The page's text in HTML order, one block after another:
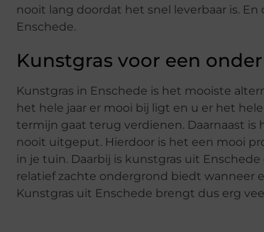
nooit lang doordat het snel leverbaar is.
Enschede.
Kunstgras voor een
Kunstgras in Enschede is het mooiste
het hele jaar er mooi bij ligt en u er het
termijn gaat terug verdienen. Daarnaast
nooit uitgeput. Hierdoor is het een mooi
in je tuin. Daarbij is kunstgras uit
relatief zachte ondergrond biedt wanneer
Kunstgras uit Enschede brengt dus erg